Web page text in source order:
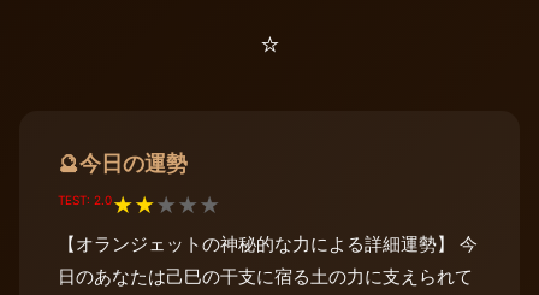
⭐️
🔮今日の運勢
TEST: 2.0★★★★★
【オランジェットの神秘的な力による詳細運勢】 今
日のあなたは己巳の干支に宿る土の力に支えられて